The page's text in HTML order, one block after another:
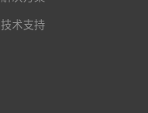
技术支持